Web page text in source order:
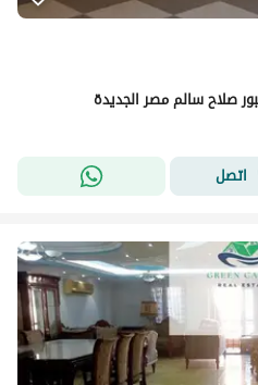
صلاح سالم مصر الجديدة
اتصل